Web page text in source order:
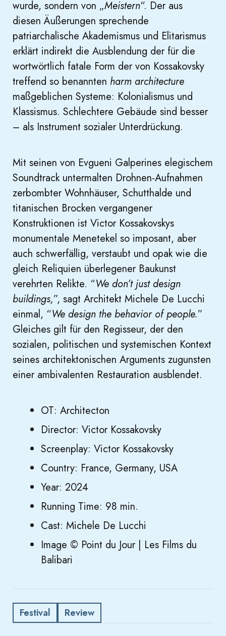
wurde, sondern von „Meistern“. Der aus
diesen Äußerungen sprechende
patriarchalische Akademismus und Elitarismus
erklärt indirekt die Ausblendung der für die
wortwörtlich fatale Form der von Kossakovsky
treffend so benannten harm architecture
maßgeblichen Systeme: Kolonialismus und
Klassismus. Schlechtere Gebäude sind besser
– als Instrument sozialer Unterdrückung.
Mit seinen von Evgueni Galperines elegischem
Soundtrack untermalten Drohnen-Aufnahmen
zerbombter Wohnhäuser, Schutthalde und
titanischen Brocken vergangener
Konstruktionen ist Victor Kossakovskys
monumentale Menetekel so imposant, aber
auch schwerfällig, verstaubt und opak wie die
gleich Reliquien überlegener Baukunst
verehrten Relikte. “We don’t just design
buildings,”, sagt Architekt Michele De Lucchi
einmal, “We design the behavior of people.”
Gleiches gilt für den Regisseur, der den
sozialen, politischen und systemischen Kontext
seines architektonischen Arguments zugunsten
einer ambivalenten Restauration ausblendet.
OT: Architecton
Director: Victor Kossakovsky
Screenplay: Victor Kossakovsky
Country: France, Germany, USA
Year: 2024
Running Time: 98 min.
Cast: Michele De Lucchi
Image © Point du Jour | Les Films du
Balibari
Festival Review